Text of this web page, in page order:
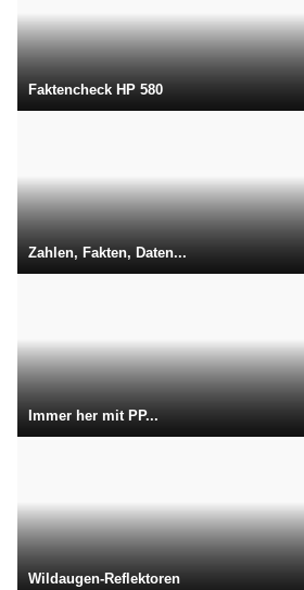
Faktencheck HP 580
Zahlen, Fakten, Daten...
Immer her mit PP...
Wildaugen-Reflektoren